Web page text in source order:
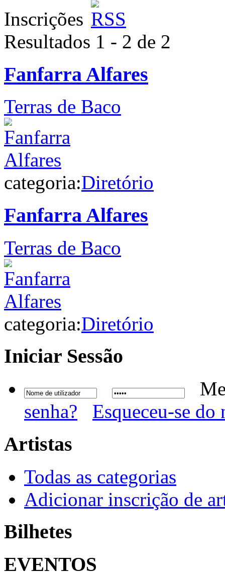
Inscrições
Resultados 1 - 2 de 2
Fanfarra Alfares
Terras de Baco
categoria:Diretório
Fanfarra Alfares
Terras de Baco
categoria:Diretório
Iniciar Sessão
senha?
Esqueceu-se
Artistas
Todas as categorias
Adicionar inscrição de
Bilhetes
EVENTOS